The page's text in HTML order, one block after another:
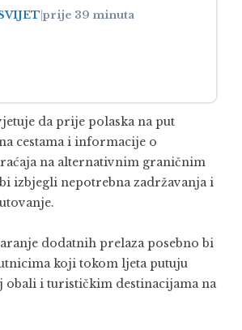
prije 39 minuta
da prije polaska na put
cestama i informacije o
na alternativnim graničnim
izbjegli nepotrebna zadržavanja i
dodatnih prelaza posebno bi
koji tokom ljeta putuju
obali i turističkim destinacijama na